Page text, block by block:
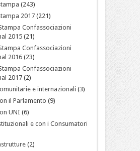
(243)
2017(221)
Confassociazioni
2015(21)
Confassociazioni
2016(23)
Confassociazioni
2017(2)
e internazionali (3)
il Parlamento (9)
UNI (6)
e con i Consumatori
(2)